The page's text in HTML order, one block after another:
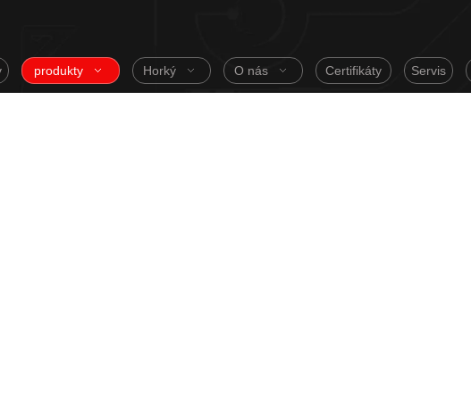
produkty Horký O nás Certifikáty Servis